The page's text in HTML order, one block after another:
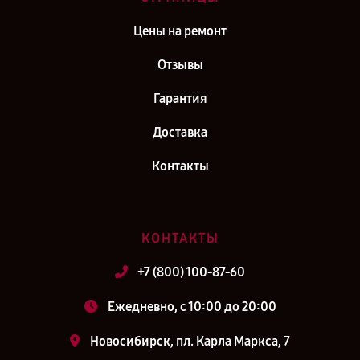
Цены на ремонт
Отзывы
Гарантия
Доставка
Контакты
КОНТАКТЫ
+7 (800) 100-87-60
Ежедневно, с 10:00 до 20:00
Новосибирск, пл. Карла Маркса, 7